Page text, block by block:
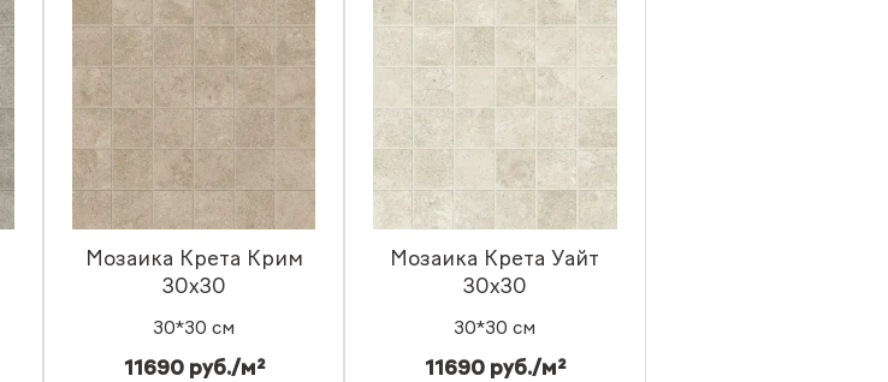
Мозаика Крета Крим
30x30
30*30 см
11690 руб./м²
Мозаика Крета Уайт
30x30
30*30 см
11690 руб./м²